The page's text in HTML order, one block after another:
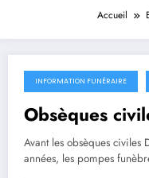
Accueil
7 mars 2015
INFORMATION FUNÉRAIRE
Obsèques
Avant les obsèques civiles
années, les pompes